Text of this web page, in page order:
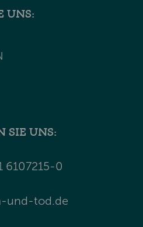
UNS:
SIE UNS:
6107215-0
und-tod.de